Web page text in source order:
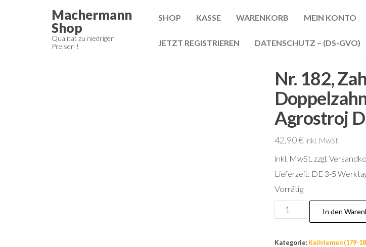
Machermann
Shop
Qualität zu niedrigen
Preisen !
SHOP KASSE WARENKORB MEIN KONTO
JETZT REGISTRIEREN DATENSCHUTZ – (DS-GVO)
Nr. 182,
Agrostroj
42,90€ inkl. MwSt.
inkl. MwSt. zzgl.
Lieferzeit: DE 3-5
Vorrätig
182,
In den
Kategorie: Keilriemen (179-